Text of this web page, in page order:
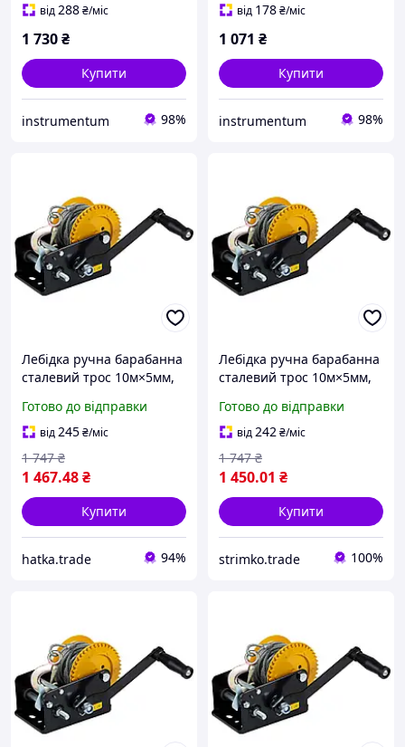
від288₴/міс
1 730₴
Купити
instrumentum 98%
від 178₴/міс
1 071 ₴
Купити
instrumentum 98%
Лебідка ручна барабанна
сталевий трос 10м×5мм,
hatka - гарант якості
Готово до відправки
від245₴/міс
1 467.48₴
1 747 ₴
Купити
hatka.trade 94%
Лебідка ручна барабанна
сталевий трос 10м×5мм,
strimko - завжди
Готово до відправки
від242₴/міс
1 450.01 ₴
1 747 ₴
Купити
strimko.trade 100%